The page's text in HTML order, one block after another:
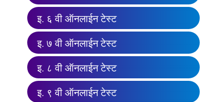
इ. ६ वी ऑनलाईन टेस्ट
इ. ७ वी ऑनलाईन टेस्ट
इ. ८ वी ऑनलाईन टेस्ट
इ. ९ वी ऑनलाईन टेस्ट